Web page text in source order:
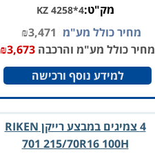
מק"ט:KZ 4258*4
מחיר כולל מע"מ ₪3,471
מחיר כולל מע"מ והרכבה
₪3,673
למידע נוסף ורכישה
4 צמיגים במבצע רייקן RIKEN
701 215/70R16 100H